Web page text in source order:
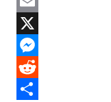
Email
X
Messenger
Reddit